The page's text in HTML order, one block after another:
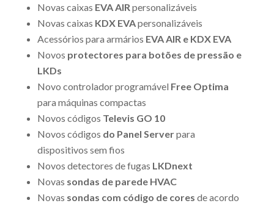
Novas caixas EVA AIR personalizáveis
Novas caixas KDX EVApersonalizáveis
Acessórios para armários EVA AIR e KDX EVA
Novos protectores para botões de pressão e
LKDs
Novo controlador programável Free Optima
para máquinas compactas
Novos códigos Televis GO 10
Novos códigos do Panel Serverpara
dispositivos sem fios
Novos detectores de fugas LKDnext
Novas sondas de parede HVAC
Novas sondas com código de cores de acordo